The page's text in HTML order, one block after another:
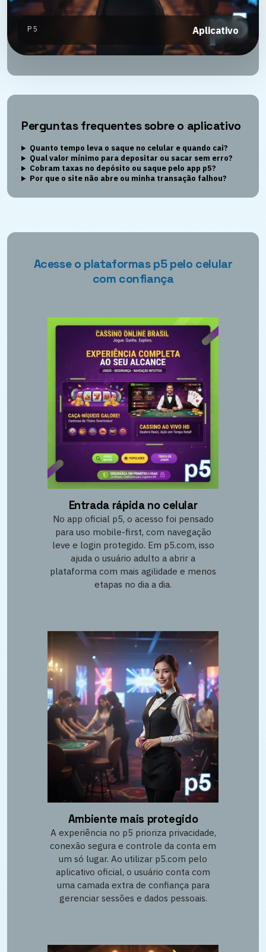
P5 Aplicativo
Perguntas frequentes sobre o aplicativo
Quanto tempo leva o saque no celular e quando cai?
Qual valor mínimo para depositar ou sacar sem erro?
Cobram taxas no depósito ou saque pelo app p5?
Por que o site não abre ou minha transação falhou?
Acesse o plataformas p5 pelo celular
com confiança
Entrada rápida no celular
No app oficial p5, o acesso foi pensado
para uso mobile-first, com navegação
leve e login protegido. Em p5.com, isso
ajuda o usuário adulto a abrir a
plataforma com mais agilidade e menos
etapas no dia a dia.
Ambiente mais protegido
A experiência no p5 prioriza privacidade,
conexão segura e controle da conta em
um só lugar. Ao utilizar p5.com pelo
aplicativo oficial, o usuário conta com
uma camada extra de confiança para
gerenciar sessões e dados pessoais.